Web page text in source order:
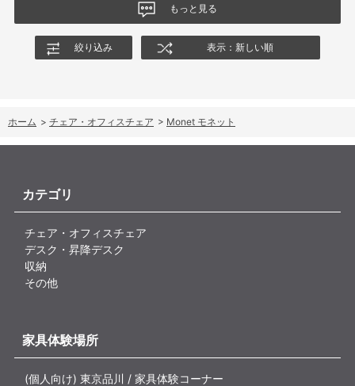
もっと見る
絞り込み 表示：新しい順
ホーム > チェア・オフィスチェア > Monet モネット
カテゴリ
チェア・オフィスチェア
デスク・昇降デスク
収納
その他
家具体験場所
(個人向け) 東京品川 / 家具体験コーナー